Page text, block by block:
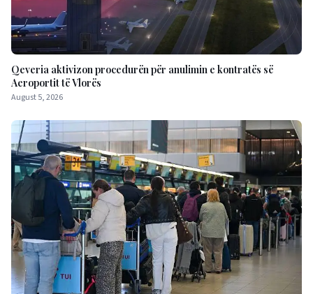
Qeveria aktivizon procedurën për anulimin e kontratës së
Aeroportit të Vlorës
August 5, 2026